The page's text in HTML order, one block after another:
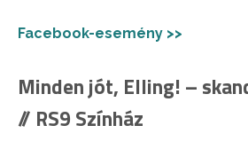
Facebook-esemény >>
Minden jót, Elling! –
// RS9 Színház